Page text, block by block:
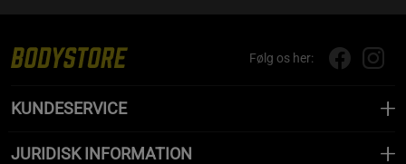
Følg os her:
KUNDESERVICE
JURIDISK INFORMATION